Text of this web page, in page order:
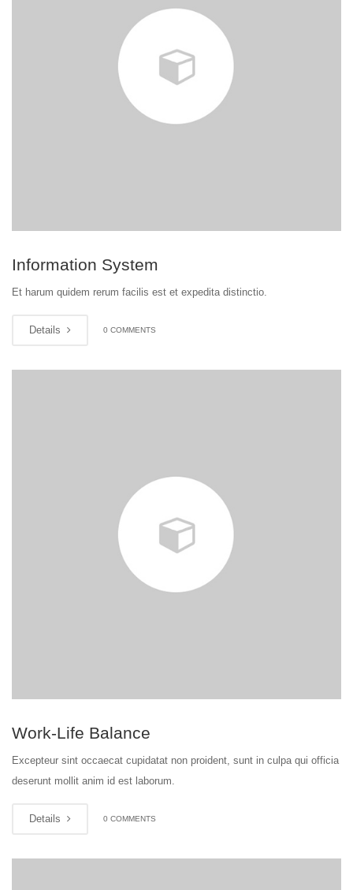
Information System
Et harum quidem rerum facilis est et expedita distinctio.
Details 0 COMMENTS
Work-Life Balance
Excepteur sint occaecat cupidatat non proident, sunt in culpa qui officia
deserunt mollit anim id est laborum.
Details 0 COMMENTS